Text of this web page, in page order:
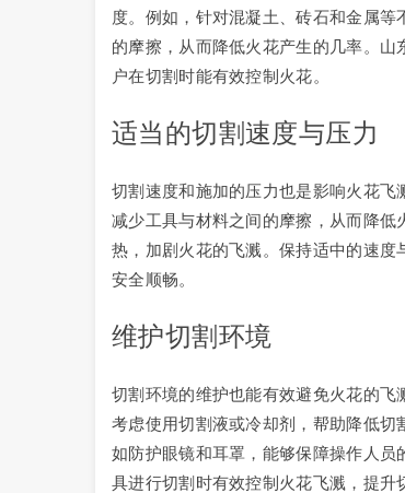
度。例如，针对混凝土、砖石和金属
的摩擦，从而降低火花产生的几率。
户在切割时能有效控制火花。
适当的切割速度与压力
切割速度和施加的压力也是影响火花
减少工具与材料之间的摩擦，从而降
热，加剧火花的飞溅。保持适中的速
安全顺畅。
维护切割环境
切割环境的维护也能有效避免火花的飞
考虑使用切割液或冷却剂，帮助降低切
如防护眼镜和耳罩，能够保障操作人
具进行切割时有效控制火花飞溅，提升